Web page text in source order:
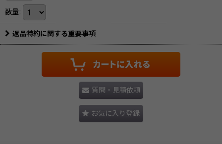
数量:
返品特約に関する重要事項
質問・見積依頼
お気に入り登録